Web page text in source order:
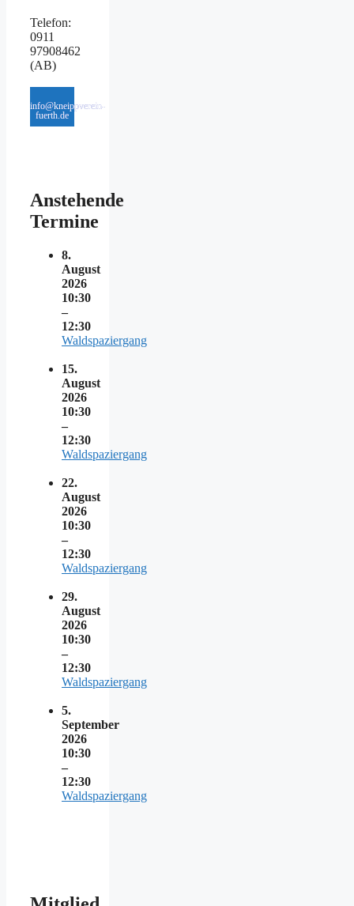
Telefon:
0911
97908462
(AB)
info@kneippverein-
fuerth.de
Anstehende
Termine
8.
August
2026
10:30
–
12:30
Waldspaziergang
15.
August
2026
10:30
–
12:30
Waldspaziergang
22.
August
2026
10:30
–
12:30
Waldspaziergang
29.
August
2026
10:30
–
12:30
Waldspaziergang
5.
September
2026
10:30
–
12:30
Waldspaziergang